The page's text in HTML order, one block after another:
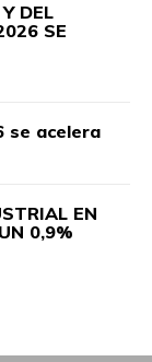
DEL
SE
se acelera
EN
0,9%